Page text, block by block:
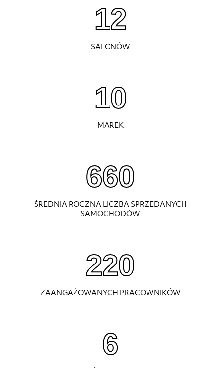
12
SALONÓW
10
MAREK
870
ŚREDNIA ROCZNA LICZBA SPRZEDANYCH
SAMOCHODÓW
220
ZAANGAŻOWANYCH PRACOWNIKÓW
6